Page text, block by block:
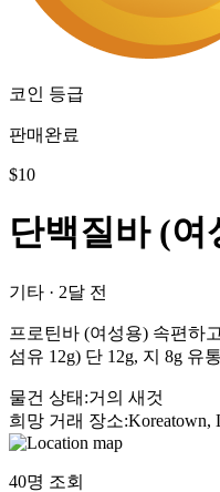
코인 등급
판매완료
$10
단백질바 (여
기타 · 2달 전
프로틴바 (여성용) 속편하
섬유 12g) 단 12g, 지 8g 유
물건 상태 :거의 새것
희망 거래 장소:Koreatown,
40명 조회